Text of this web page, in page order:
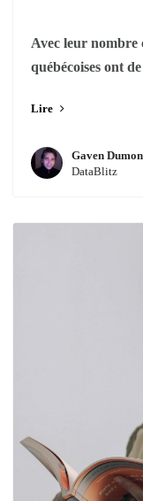
Avec leur nombre
québécoises ont
Lire
Gaven
DataBlitz